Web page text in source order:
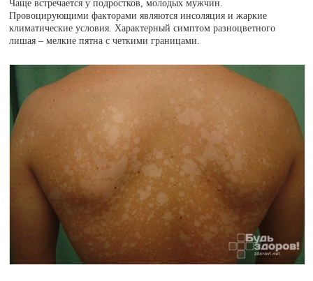
Чаще встречается у подростков, молодых мужчин.
Провоцирующими факторами являются инсоляция и жаркие
климатические условия. Характерный симптом разноцветного
лишая – мелкие пятна с четкими границами.